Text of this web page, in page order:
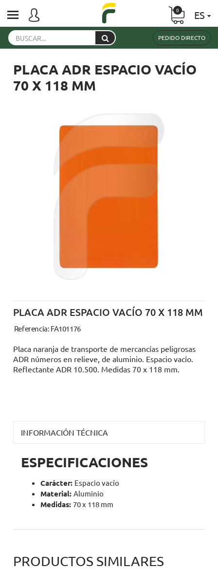
PEDIDO DIRECTO
ES
0
PLACA ADR ESPACIO VACÍO
70 X 118 MM
PLACA ADR ESPACIO VACÍO 70 X 118 MM
Referencia: FA101176
Placa naranja de transporte de mercancías peligrosas
ADR números en relieve, de aluminio. Espacio vacío.
Reflectante ADR 10.500. Medidas 70 x 118 mm.
INFORMACIÓN TÉCNICA
ESPECIFICACIONES
Carácter: Espacio vacío
Material: Aluminio
Medidas: 70 x 118 mm
PRODUCTOS SIMILARES